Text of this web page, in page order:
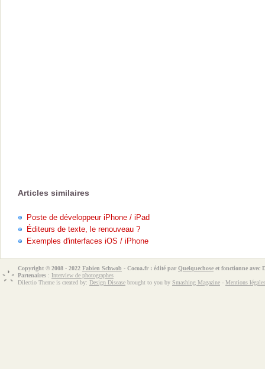
Articles similaires
Poste de développeur iPhone / iPad
Éditeurs de texte, le renouveau ?
Exemples d'interfaces iOS / iPhone
Copyright © 2008 - 2022 Fabien Schwob - Cocoa.fr : édité par Quelquechose et fonctionne avec
Partenaires : Interview de photographes
Dilectio Theme is created by: Design Disease brought to you by Smashing Magazine - Mentions légales